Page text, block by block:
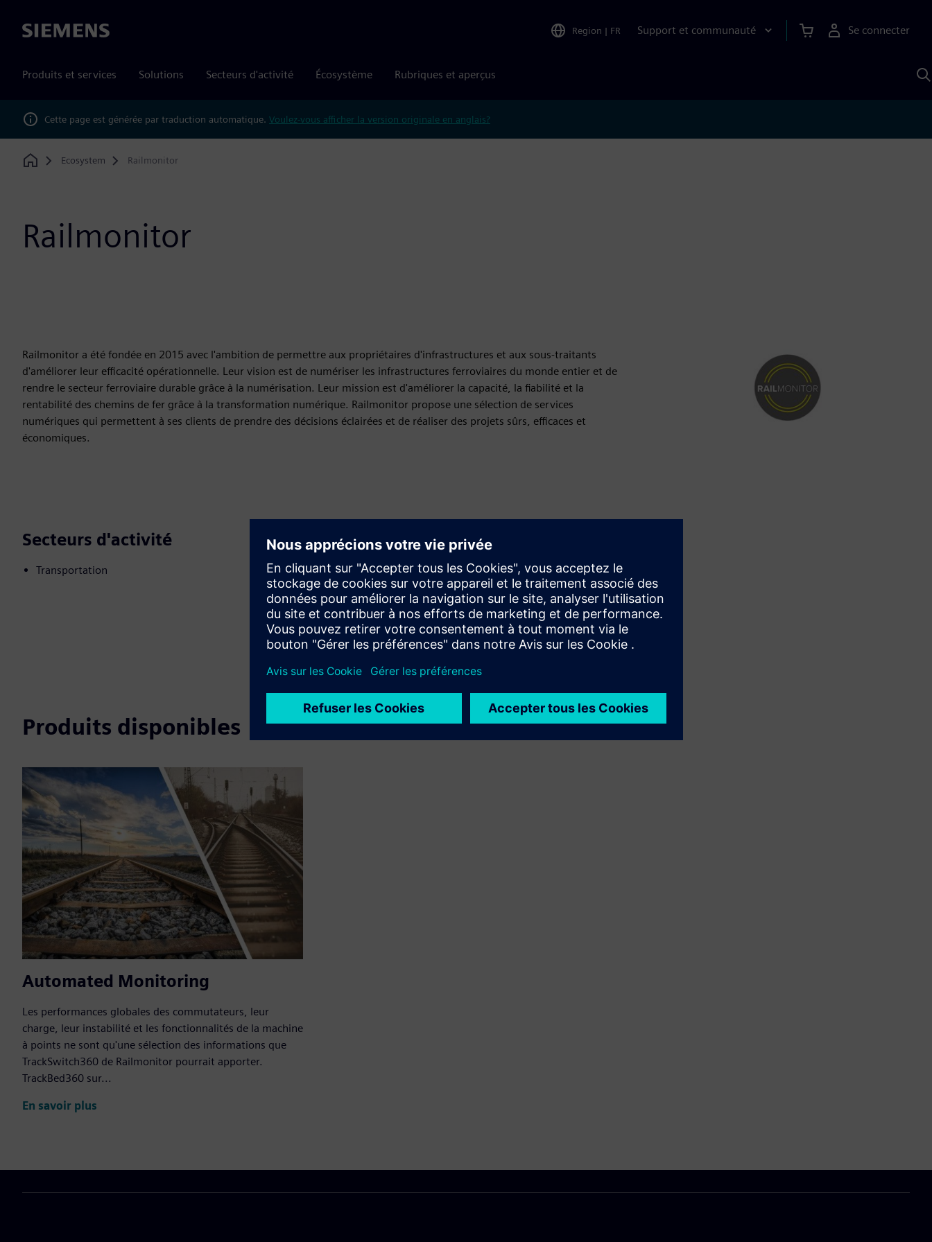
Siemens Region | FR Support et communauté Se connecter
Produits et services Solutions Secteurs d'activité Écosystème Rubriques et aperçus
Cette page est générée par traduction automatique. Voulez-vous afficher la version originale en anglais?
Home
Ecosystem Railmonitor
Railmonitor
Railmonitor a été fondée en 2015 avec l'ambition de permettre aux propriétaires d'infrastructures et aux sous-traitants
d'améliorer leur efficacité opérationnelle. Leur vision est de numériser les infrastructures ferroviaires du monde entier et de
rendre le secteur ferroviaire durable grâce à la numérisation. Leur mission est d'améliorer la capacité, la fiabilité et la
rentabilité des chemins de fer grâce à la transformation numérique. Railmonitor propose une sélection de services
numériques qui permettent à ses clients de prendre des décisions éclairées et de réaliser des projets sûrs, efficaces et
économiques.
Secteurs d'activité
Transportation
Mouvement
Build
Étend ou développe un produit ou une solution Siemens
Xcelerator pour créer un nouveau produit, ou crée une
nouvelle solution client en intégrant un produit Siemens
Xcelerator à son propre produit
Produits disponibles
Automated Monitoring
Les performances globales des commutateurs, leur
charge, leur instabilité et les fonctionnalités de la machine
à points ne sont qu'une sélection des informations que
TrackSwitch360 de Railmonitor pourrait apporter.
TrackBed360 sur...
En savoir plus